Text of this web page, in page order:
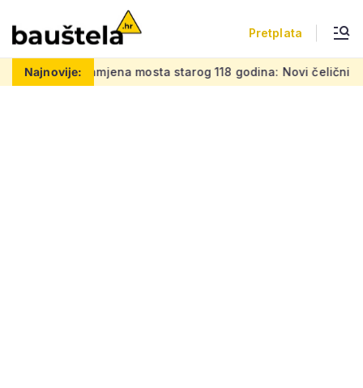
Pretplata
Najnovije:
mosta starog 118 godina: Novi čelični poluluk lebdi nad